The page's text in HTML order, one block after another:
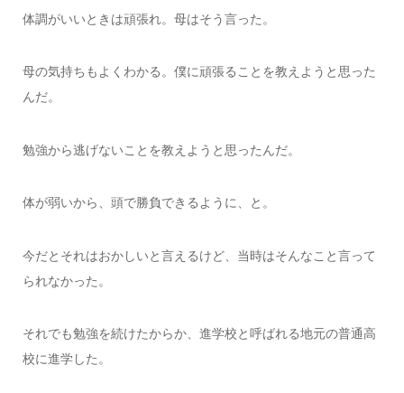
体調がいいときは頑張れ。母はそう言った。
母の気持ちもよくわかる。僕に頑張ることを教えようと思った
んだ。
勉強から逃げないことを教えようと思ったんだ。
体が弱いから、頭で勝負できるように、と。
今だとそれはおかしいと言えるけど、当時はそんなこと言って
られなかった。
それでも勉強を続けたからか、進学校と呼ばれる地元の普通高
校に進学した。